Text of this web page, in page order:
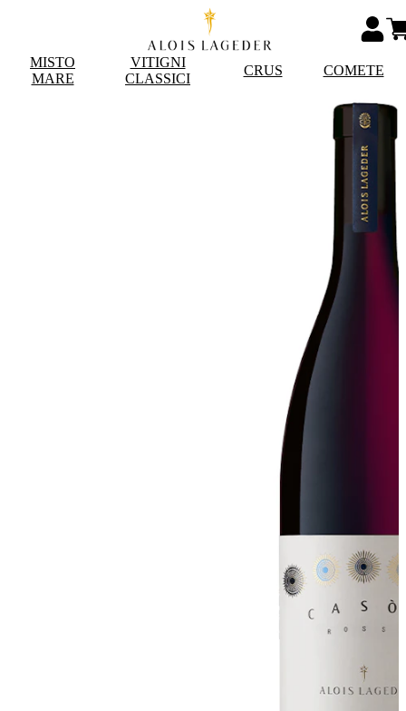
MISTO
MARE
VITIGNI
CLASSICI
CRUS COMETE